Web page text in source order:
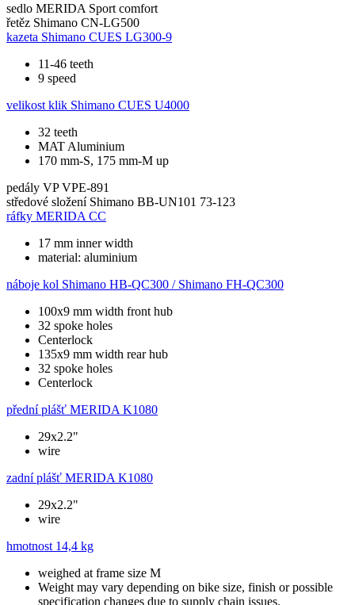
sedlo MERIDA Sport comfort
řetěz Shimano CN-LG500
kazeta Shimano CUES LG300-9
11-46 teeth
9 speed
velikost klik Shimano CUES U4000
32 teeth
MAT Aluminium
170 mm-S, 175 mm-M up
pedály VP VPE-891
středové složení Shimano BB-UN101 73-123
ráfky MERIDA CC
17 mm inner width
material: aluminium
náboje kol Shimano HB-QC300 / Shimano FH-QC300
100x9 mm width front hub
32 spoke holes
Centerlock
135x9 mm width rear hub
32 spoke holes
Centerlock
přední plášť MERIDA K1080
29x2.2"
wire
zadní plášť MERIDA K1080
29x2.2"
wire
hmotnost 14,4 kg
weighed at frame size M
Weight may vary depending on bike size, finish or possible
specification changes due to supply chain issues.